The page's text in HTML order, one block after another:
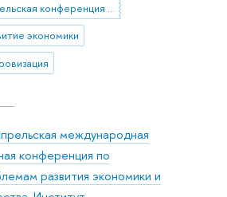
Апрельская конференция ВШЭ
экономики
международная
конференция по
развития экономики и